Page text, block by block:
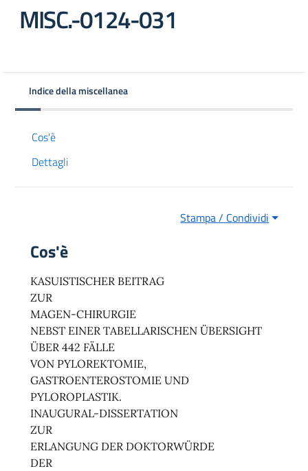
MISC.-0124-031
Indice della miscellanea
Cos'è
Dettagli
Stampa / Condividi
Cos'è
KASUISTISCHER BEITRAG
ZUR
MAGEN-CHIRURGIE
NEBST EINER TABELLARISCHEN ÜBERSIGHT
ÜBER 442 FÄLLE
VON PYLOREKTOMIE,
GASTROENTEROSTOMIE UND
PYLOROPLASTIK.
INAUGURAL-DISSERTATION
ZUR
ERLANGUNG DER DOKTORWÜRDE
DER